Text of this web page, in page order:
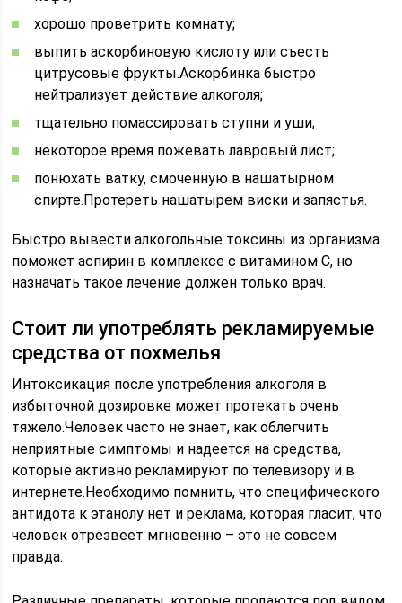
хорошо проветрить комнату;
выпить аскорбиновую кислоту или съесть
цитрусовые фрукты.Аскорбинка быстро
нейтрализует действие алкоголя;
тщательно помассировать ступни и уши;
некоторое время пожевать лавровый лист;
понюхать ватку, смоченную в нашатырном
спирте.Протереть нашатырем виски и запястья.
Быстро вывести алкогольные токсины из организма
поможет аспирин в комплексе с витамином С, но
назначать такое лечение должен только врач.
Стоит ли употреблять рекламируемые
средства от похмелья
Интоксикация после употребления алкоголя в
избыточной дозировке может протекать очень
тяжело.Человек часто не знает, как облегчить
неприятные симптомы и надеется на средства,
которые активно рекламируют по телевизору и в
интернете.Необходимо помнить, что специфического
антидота к этанолу нет и реклама, которая гласит, что
человек отрезвеет мгновенно – это не совсем
правда.